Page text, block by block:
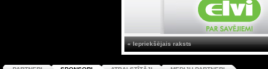
« Iepriekšējais raksts